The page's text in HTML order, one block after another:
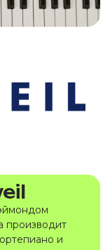
производит
и